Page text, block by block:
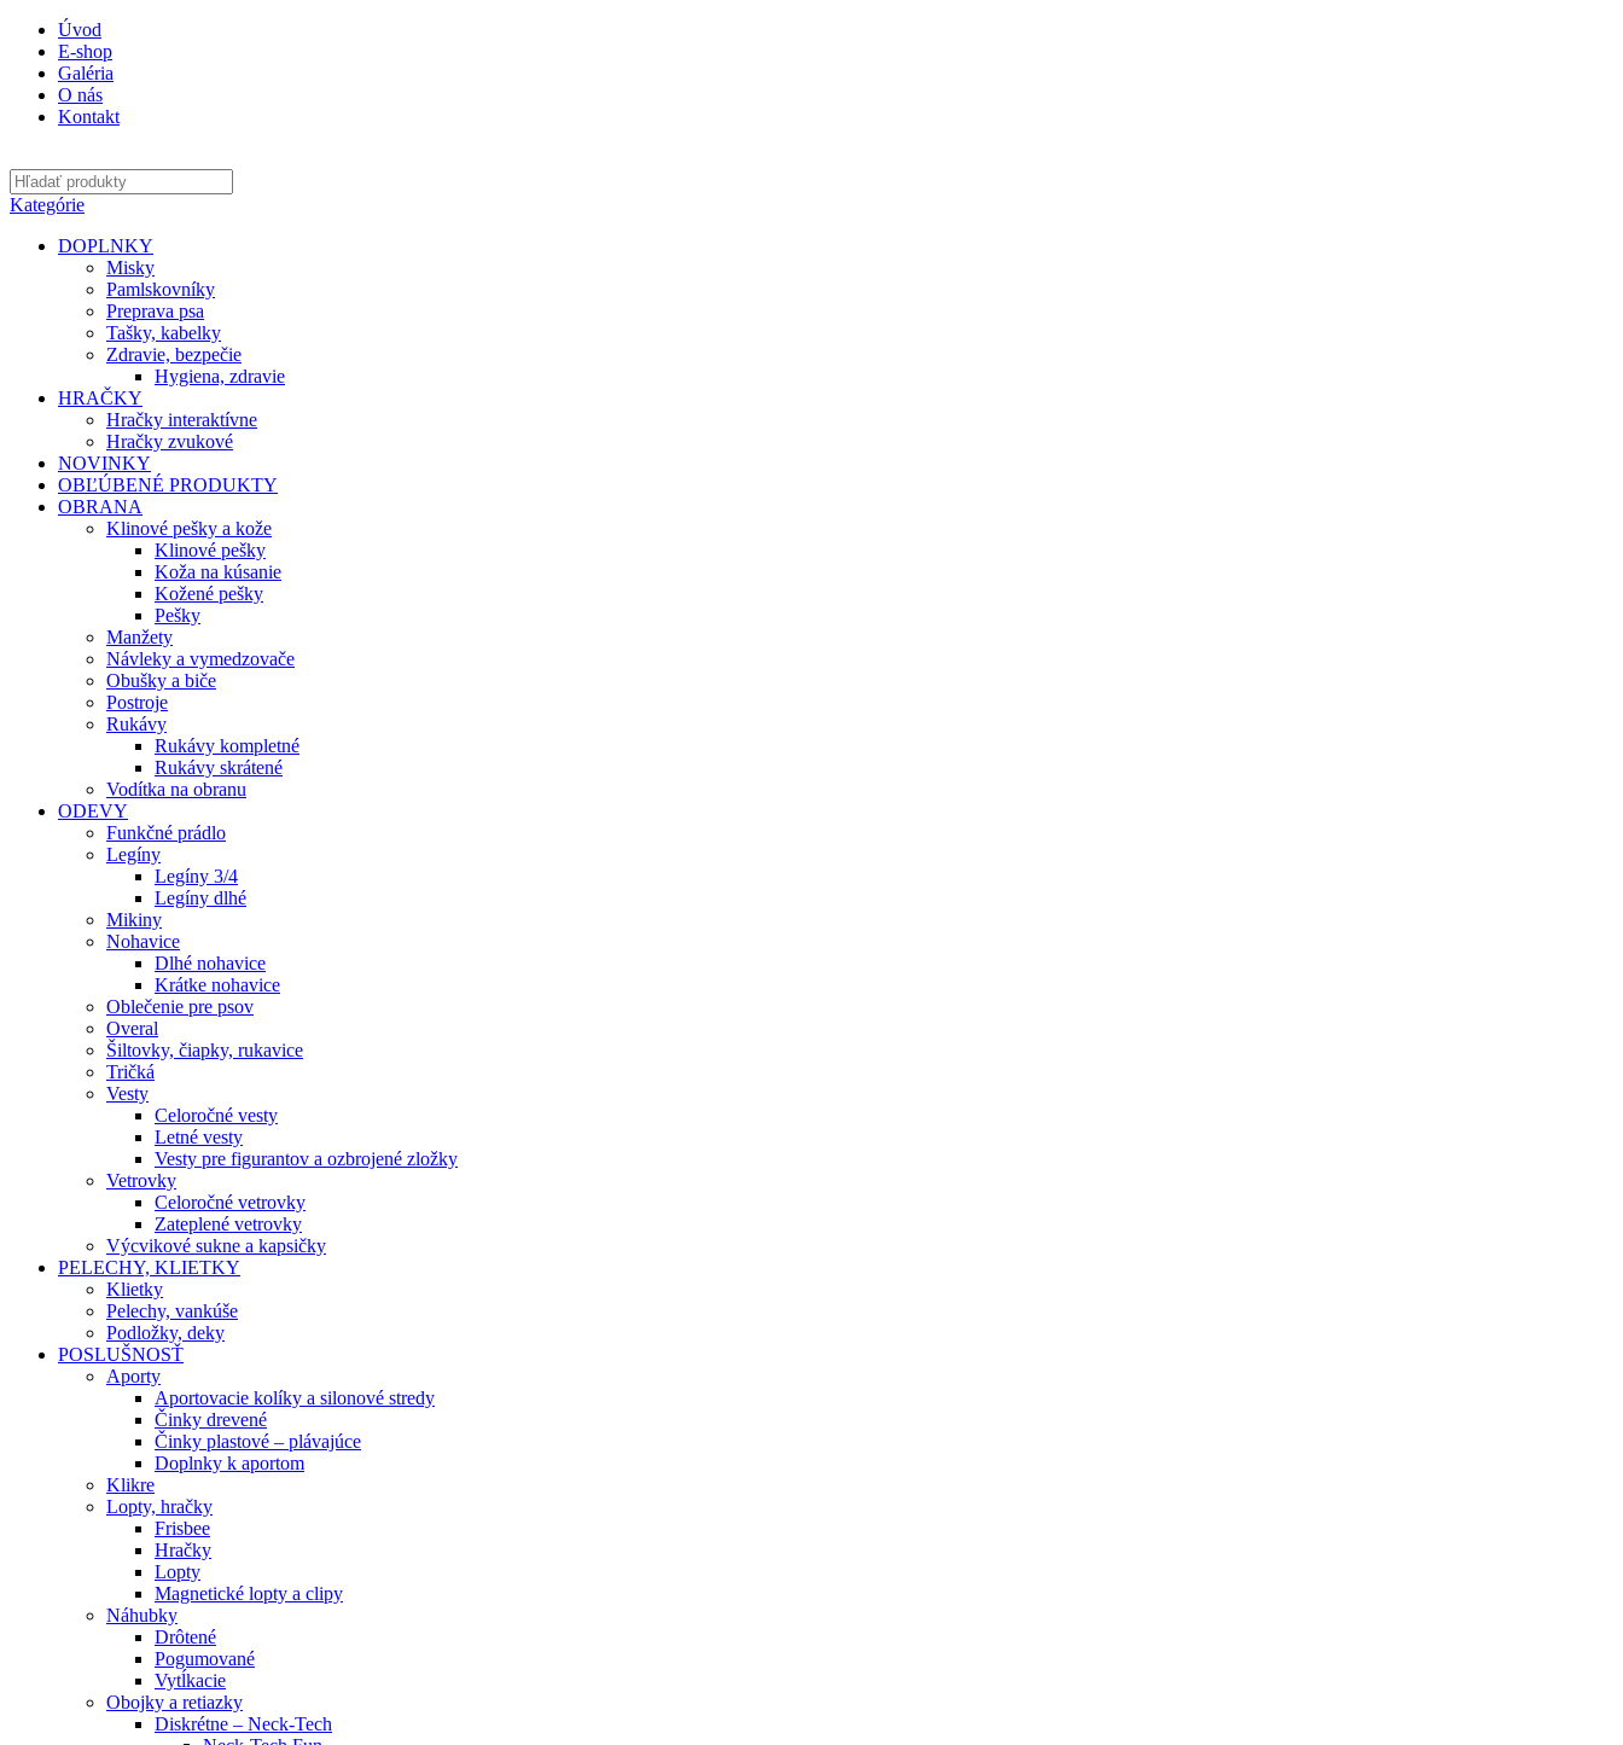
Úvod
E-shop
Galéria
O nás
Kontakt
Kategórie
DOPLNKY
Misky
Pamlskovníky
Preprava psa
Tašky, kabelky
Zdravie, bezpečie
Hygiena, zdravie
HRAČKY
Hračky interaktívne
Hračky zvukové
NOVINKY
OBĽÚBENÉ PRODUKTY
OBRANA
Klinové pešky a kože
Klinové pešky
Koža na kúsanie
Kožené pešky
Pešky
Manžety
Návleky a vymedzovače
Obušky a biče
Postroje
Rukávy
Rukávy kompletné
Rukávy skrátené
Vodítka na obranu
ODEVY
Funkčné prádlo
Legíny
Legíny 3/4
Legíny dlhé
Mikiny
Nohavice
Dlhé nohavice
Krátke nohavice
Oblečenie pre psov
Overal
Šiltovky, čiapky, rukavice
Tričká
Vesty
Celoročné vesty
Letné vesty
Vesty pre figurantov a ozbrojené zložky
Vetrovky
Celoročné vetrovky
Zateplené vetrovky
Výcvikové sukne a kapsičky
PELECHY, KLIETKY
Klietky
Pelechy, vankúše
Podložky, deky
POSLUŠNOSŤ
Aporty
Aportovacie kolíky a silonové stredy
Činky drevené
Činky plastové – plávajúce
Doplnky k aportom
Klikre
Lopty, hračky
Frisbee
Hračky
Lopty
Magnetické lopty a clipy
Náhubky
Drôtené
Pogumované
Vytĺkacie
Obojky a retiazky
Diskrétne – Neck-Tech